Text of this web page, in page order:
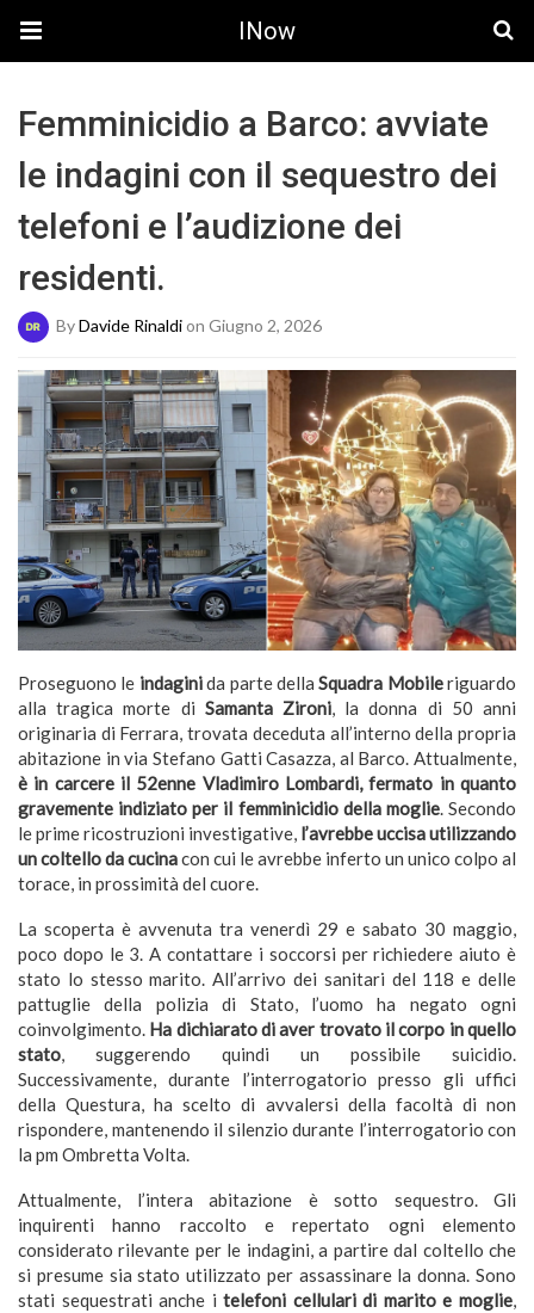
INow
Femminicidio a Barco: avviate
le indagini con il sequestro dei
telefoni e l’audizione dei
residenti.
ByDavide Rinaldion Giugno 2, 2026
Proseguono le indaginida parte dellaSquadra Mobileriguardo
alla tragica morte di Samanta Zironi, la donna di 50 anni
originaria di Ferrara, trovata deceduta all’interno della propria
abitazione in via Stefano Gatti Casazza, al Barco. Attualmente,
è in carcere il 52enne Vladimiro Lombardi, fermato in quanto
gravemente indiziato per il femminicidio della moglie. Secondo
le prime ricostruzioni investigative, l’avrebbe uccisa utilizzando
un coltello da cucinacon cui le avrebbe inferto un unico colpo al
torace, in prossimità del cuore.
La scoperta è avvenuta tra venerdì 29 e sabato 30 maggio,
poco dopo le 3. A contattare i soccorsi per richiedere aiuto è
stato lo stesso marito. All’arrivo dei sanitari del 118 e delle
pattuglie della polizia di Stato, l’uomo ha negato ogni
coinvolgimento. Ha dichiarato di aver trovato il corpo in quello
stato, suggerendo quindi un possibile suicidio.
Successivamente, durante l’interrogatorio presso gli uffici
della Questura, ha scelto di avvalersi della facoltà di non
rispondere, mantenendo il silenzio durante l’interrogatorio con
la pm Ombretta Volta.
Attualmente, l’intera abitazione è sotto sequestro. Gli
inquirenti hanno raccolto e repertato ogni elemento
considerato rilevante per le indagini, a partire dal coltello che
si presume sia stato utilizzato per assassinare la donna. Sono
stati sequestrati anche itelefoni cellulari di marito e moglie,